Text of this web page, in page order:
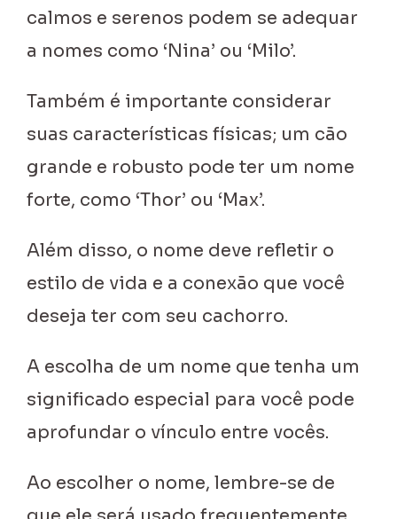
calmos e serenos podem se adequar
a nomes como ‘Nina’ ou ‘Milo’.
Também é importante considerar
suas características físicas; um cão
grande e robusto pode ter um nome
forte, como ‘Thor’ ou ‘Max’.
Além disso, o nome deve refletir o
estilo de vida e a conexão que você
deseja ter com seu cachorro.
A escolha de um nome que tenha um
significado especial para você pode
aprofundar o vínculo entre vocês.
Ao escolher o nome, lembre-se de